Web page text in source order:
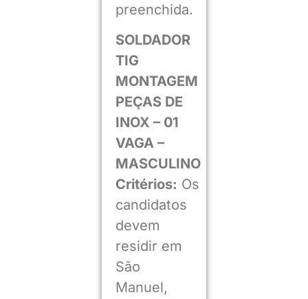
preenchida.
SOLDADOR
TIG
MONTAGEM
PEÇAS DE
INOX – 01
VAGA –
MASCULINO
Critérios: Os
candidatos
devem
residir em
São
Manuel,